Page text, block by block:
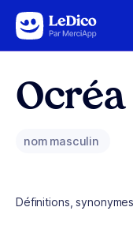
Aller au contenu
Ocréa
nom masculin
Définitions,